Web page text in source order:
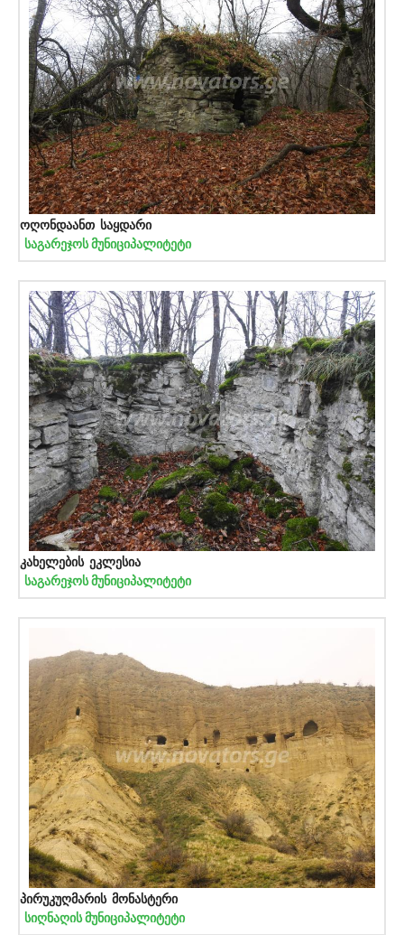
ოღონდაანთ საყდარი
საგარეჯოს მუნიციპალიტეტი
კახელების ეკლესია
საგარეჯოს მუნიციპალიტეტი
პირუკუღმარის მონასტერი
სიღნაღის მუნიციპალიტეტი